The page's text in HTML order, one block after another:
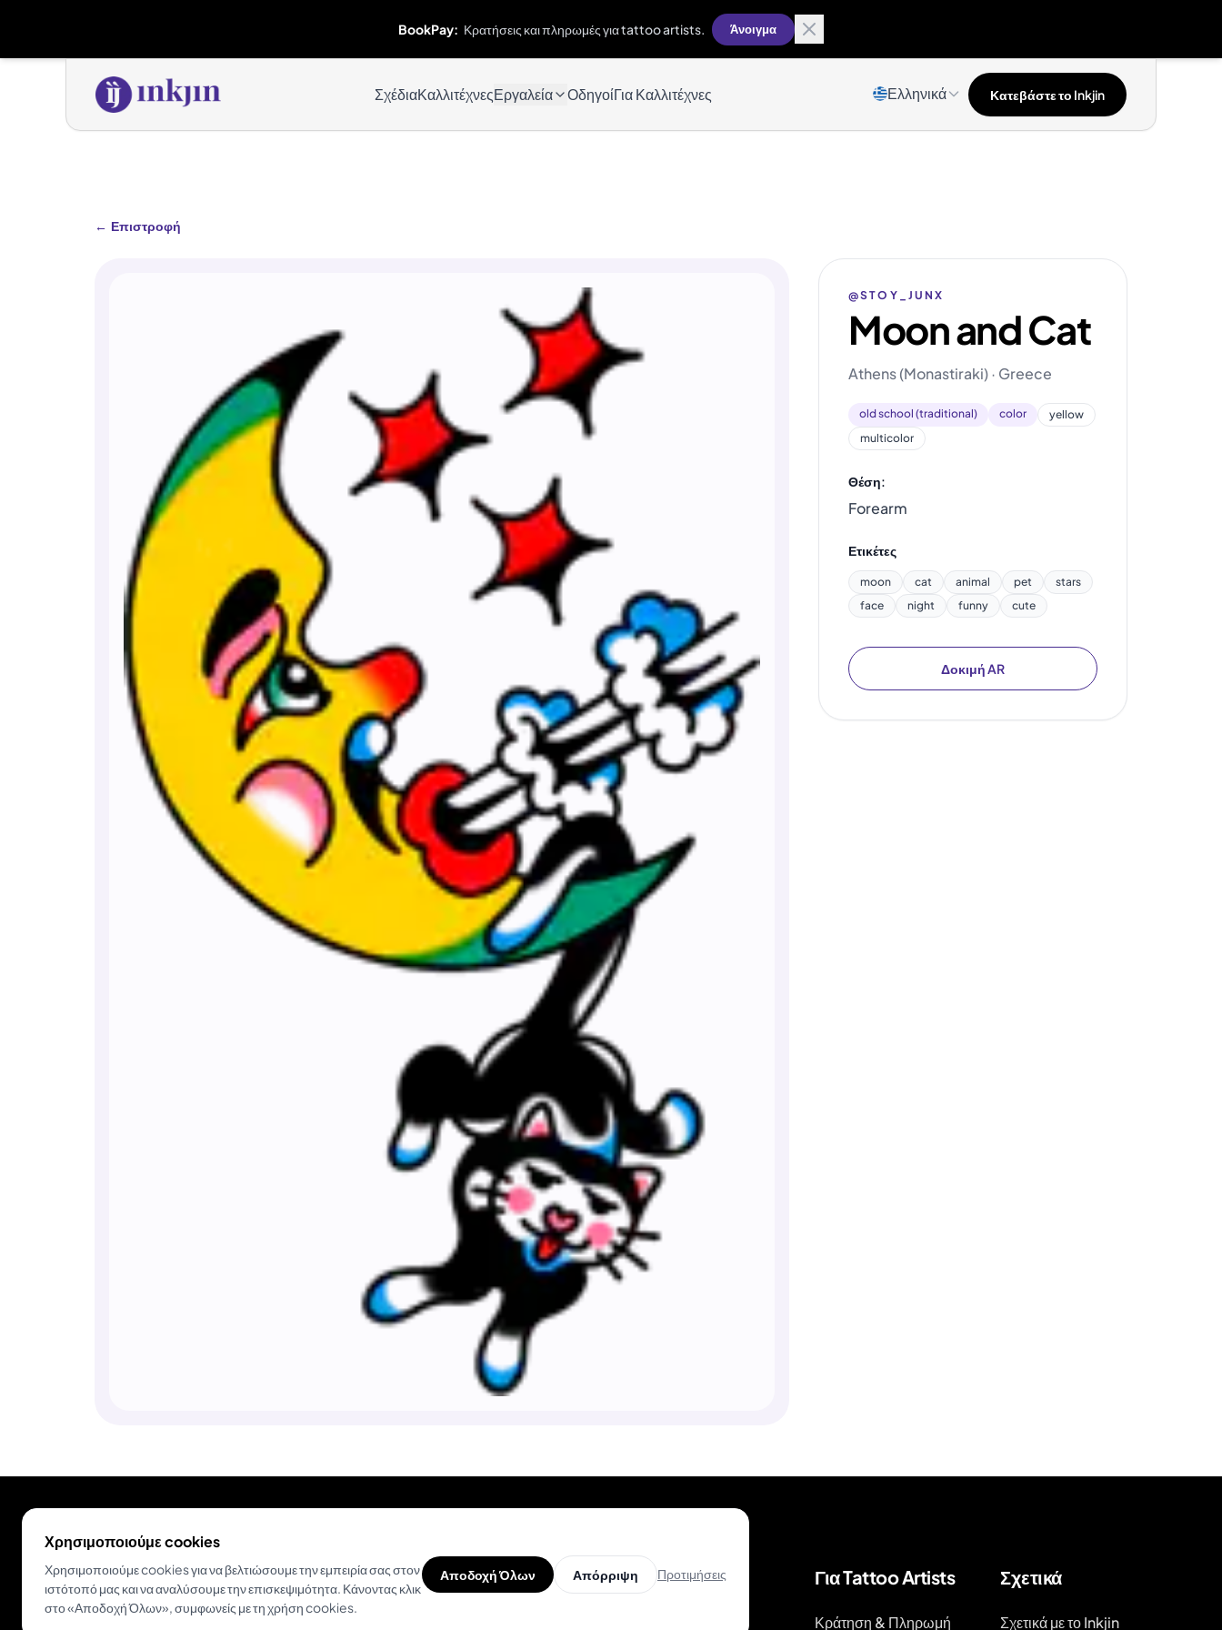
BookPay: Κρατήσεις και πληρωμές για tattoo artists. Άνοιγμα
ΣχέδιαΚαλλιτέχνεςΕργαλεία ΟδηγοίΓια Καλλιτέχνες Ελληνικά Κατεβάστε το Inkjin
← Επιστροφή
@STOY_JUNX
Moon and Cat
Athens (Monastiraki) · Greece
old school (traditional) color
yellow
multicolor
Θέση:
Forearm
Ετικέτες
moon cat animal pet
stars
face
night funny cute
Δοκιμή AR
Προϊόν Βοήθεια Για Tattoo Artists
Κράτηση & Πληρωμή
Σχετικά
Σχετικά με το Inkjin
Χρησιμοποιούμε cookies
Χρησιμοποιούμε cookies για να βελτιώσουμε την εμπειρία σας στον
ιστότοπό μας και να αναλύσουμε την επισκεψιμότητα. Κάνοντας κλικ
στο «Αποδοχή Όλων», συμφωνείς με τη χρήση cookies.
Αποδοχή Όλων Απόρριψη Προτιμήσεις